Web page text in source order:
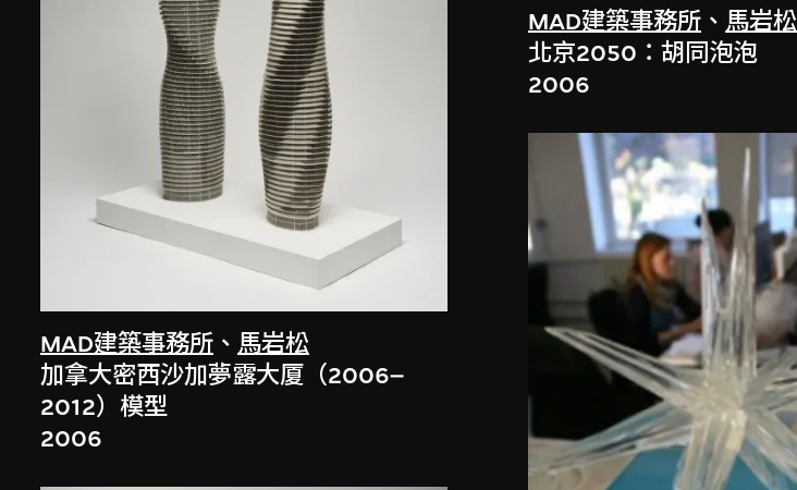
MAD建築事務所 、 馬岩松
加拿大密西沙加夢露大厦（2006–
2012）模型
2006
MAD建築事務所 、 馬岩松
北京2050：胡同泡泡
2006